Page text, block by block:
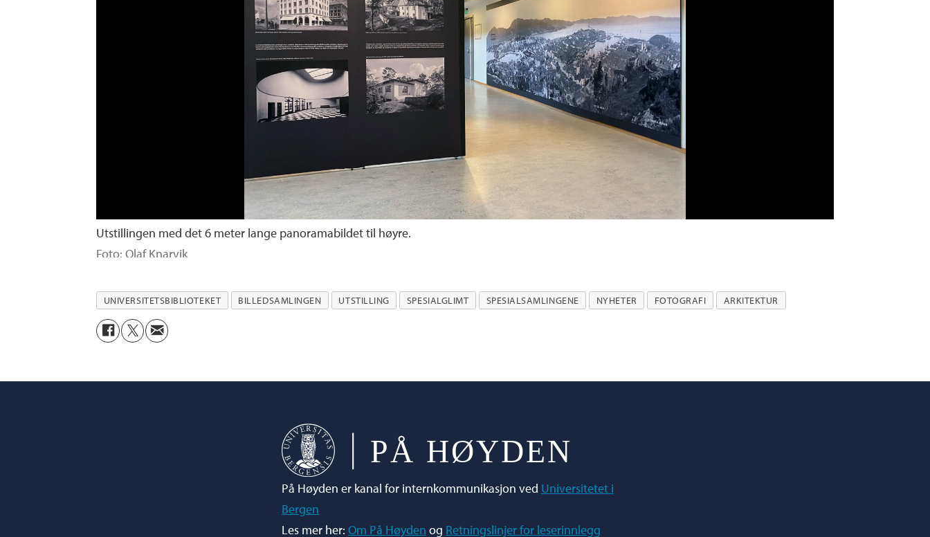
Utstillingen med det 6 meter lange panoramabildet til høyre.
Foto: Olaf Knarvik
UNIVERSITETSBIBLIOTEKET BILLEDSAMLINGEN UTSTILLING SPESIALGLIMT SPESIALSAMLINGENE NYHETER FOTOGRAFI ARKITEKTUR
På Høyden er kanal for internkommunikasjon ved Universitetet i
Bergen
Les mer her: Om På Høyden og Retningslinjer for leserinnlegg